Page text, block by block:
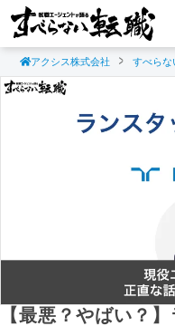
アクシス株式会社 すべらな
【最悪？やばい？